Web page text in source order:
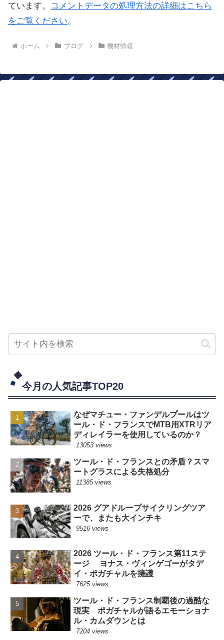
ています。
コメントデータの処理方法の詳細はこちら
をご覧ください。
ホーム ブログ 機材情報
今月の人気記事TOP20
なぜマチュー・ファンデルプールはツ
ール・ド・フランスでMTB用XTRリア
ディレイラーを使用しているのか？
13053 views
ツール・ド・フランスとの矛盾？スマ
ートグラスによる失格処分
11385 views
2026 グアドループサイクリングツア
ーで、またも大インチキ
9516 views
2026 ツール・ド・フランス第11ステ
ージ ヨナス・ヴィンゲゴーがタデ
イ・ポガチャルを擁護
7625 views
ツール・ド・フランス制覇後の過酷な
現実 ポガチャルが語るエモーショナ
ル・カムダウンとは
7204 views